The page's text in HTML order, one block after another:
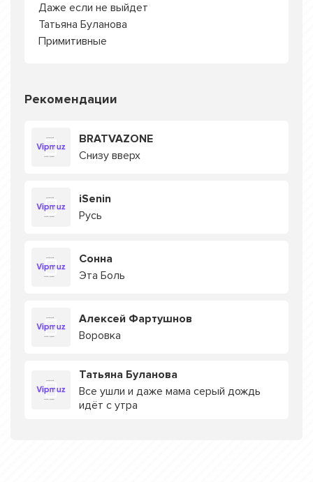
Даже если не выйдет
Татьяна Буланова
Примитивные
Рекомендации
BRATVAZONE
Снизу вверх
iSenin
Русь
Сонна
Эта Боль
Алексей Фартушнов
Воровка
Татьяна Буланова
Все ушли и даже мама серый дождь
идёт с утра